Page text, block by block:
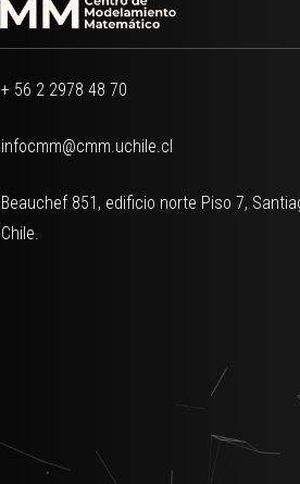
+ 56 2 2978 48 70
infocmm@cmm.uchile.cl
Beauchef 851, edificio norte Piso 7,
Chile.